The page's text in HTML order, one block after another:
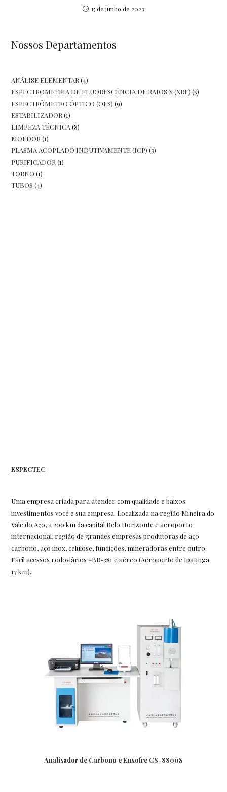
15 de junho de 2023
Nossos Departamentos
ANÁLISE ELEMENTAR 44
produtos
ESPECTROMETRIA DE FLUORESCÊNCIA DE RAIOS X (XRF) 55
ESPECTRÔMETRO ÓPTICO (OES) 99
ESTABILIZADOR 11
produto
LIMPEZA TÉCNICA 88
MOEDOR 11
produto
PLASMA ACOPLADO INDUTIVAMENTE (ICP) 33
PURIFICADOR 11
TORNO 11
produto
TUBOS 44
ESPECTEC
Uma empresa criada para atender com qualidade e baixos
investimentos você e sua empresa. Localizada na região Mineira do
Vale do Aço, a 200 km da capital Belo Horizonte e aeroporto
internacional, região de grandes empresas produtoras de aço
carbono, aço inox, celulose, fundições, mineradoras entre outro.
Fácil acessos rodoviários –BR-381 e aéreo (Aeroporto de Ipatinga
17 km).
Analisador de Carbono e Enxofre CS-8800S